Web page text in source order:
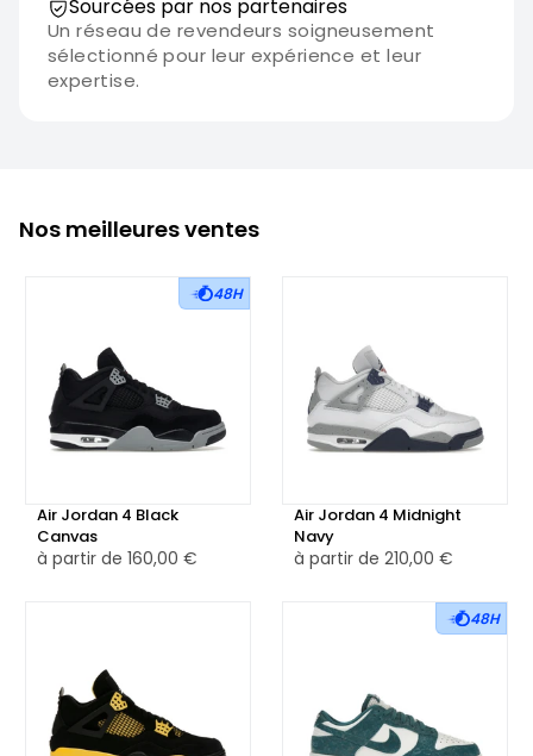
Sourcées par nos partenaires
Un réseau de revendeurs soigneusement
sélectionné pour leur expérience et leur
expertise.
Nos meilleures ventes
48H
Air Jordan 4 Black
Canvas
à partir de 160,00 €
Air Jordan 4 Midnight
Navy
à partir de 210,00 €
48H